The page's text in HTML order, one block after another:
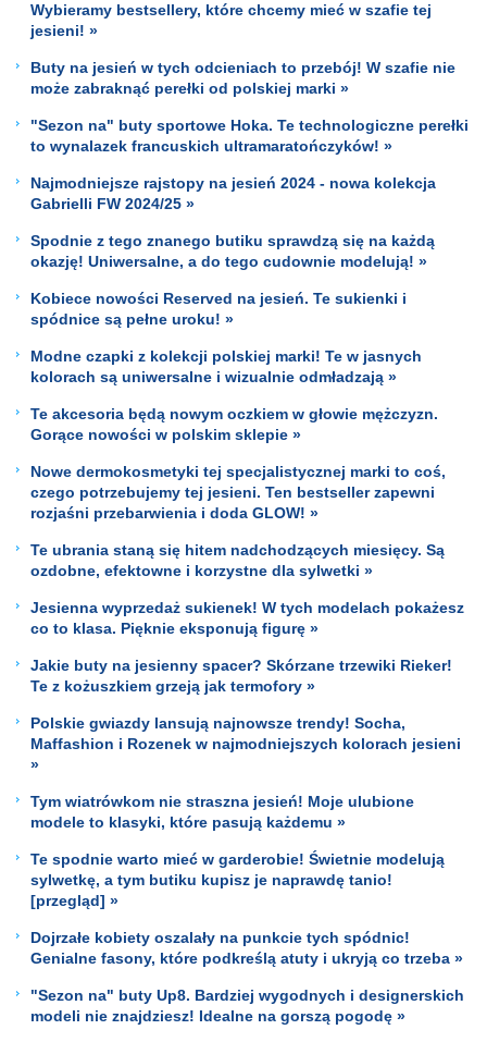
Wybieramy bestsellery, które chcemy mieć w szafie tej
jesieni! »
Buty na jesień w tych odcieniach to przebój! W szafie nie
może zabraknąć perełki od polskiej marki »
"Sezon na" buty sportowe Hoka. Te technologiczne perełki
to wynalazek francuskich ultramaratończyków! »
Najmodniejsze rajstopy na jesień 2024 - nowa kolekcja
Gabrielli FW 2024/25 »
Spodnie z tego znanego butiku sprawdzą się na każdą
okazję! Uniwersalne, a do tego cudownie modelują! »
Kobiece nowości Reserved na jesień. Te sukienki i
spódnice są pełne uroku! »
Modne czapki z kolekcji polskiej marki! Te w jasnych
kolorach są uniwersalne i wizualnie odmładzają »
Te akcesoria będą nowym oczkiem w głowie mężczyzn.
Gorące nowości w polskim sklepie »
Nowe dermokosmetyki tej specjalistycznej marki to coś,
czego potrzebujemy tej jesieni. Ten bestseller zapewni
rozjaśni przebarwienia i doda GLOW! »
Te ubrania staną się hitem nadchodzących miesięcy. Są
ozdobne, efektowne i korzystne dla sylwetki »
Jesienna wyprzedaż sukienek! W tych modelach pokażesz
co to klasa. Pięknie eksponują figurę »
Jakie buty na jesienny spacer? Skórzane trzewiki Rieker!
Te z kożuszkiem grzeją jak termofory »
Polskie gwiazdy lansują najnowsze trendy! Socha,
Maffashion i Rozenek w najmodniejszych kolorach jesieni
»
Tym wiatrówkom nie straszna jesień! Moje ulubione
modele to klasyki, które pasują każdemu »
Te spodnie warto mieć w garderobie! Świetnie modelują
sylwetkę, a tym butiku kupisz je naprawdę tanio!
[przegląd] »
Dojrzałe kobiety oszalały na punkcie tych spódnic!
Genialne fasony, które podkreślą atuty i ukryją co trzeba »
"Sezon na" buty Up8. Bardziej wygodnych i designerskich
modeli nie znajdziesz! Idealne na gorszą pogodę »